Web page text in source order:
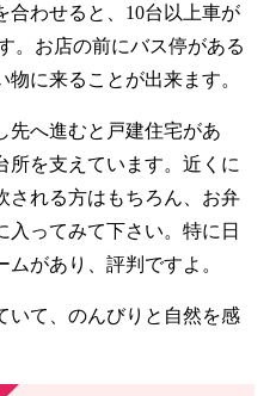
合わせると、10台以上車が
。お店の前にバス停がある
に来ることが出来ます。
先へ進むと戸建住宅があ
所を支えています。近くに
される方はもちろん、お弁
入ってみて下さい。特に日
があり、評判ですよ。
いて、のんびりと自然を感